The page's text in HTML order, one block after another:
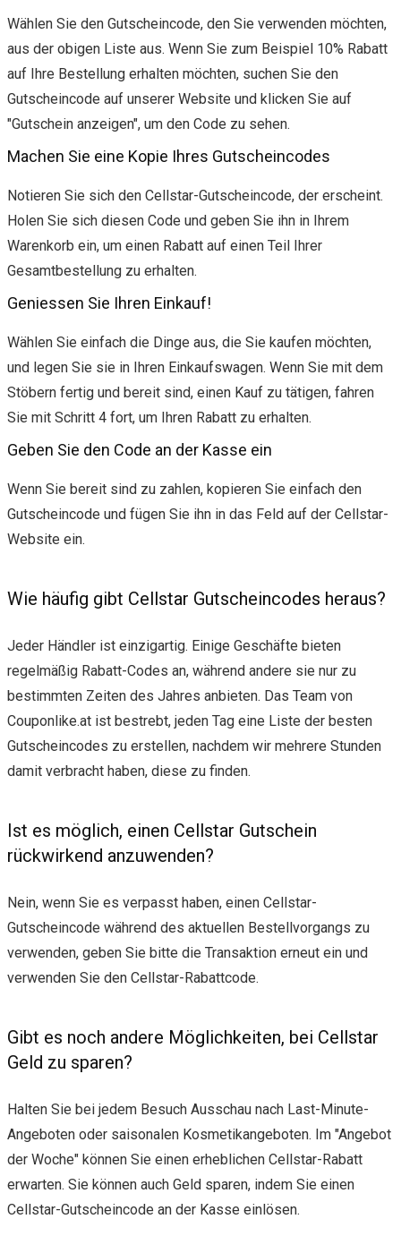
Wählen Sie den Gutscheincode, den Sie verwenden möchten,
aus der obigen Liste aus. Wenn Sie zum Beispiel 10% Rabatt
auf Ihre Bestellung erhalten möchten, suchen Sie den
Gutscheincode auf unserer Website und klicken Sie auf
"Gutschein anzeigen", um den Code zu sehen.
Machen Sie eine Kopie Ihres Gutscheincodes
Notieren Sie sich den Cellstar-Gutscheincode, der erscheint.
Holen Sie sich diesen Code und geben Sie ihn in Ihrem
Warenkorb ein, um einen Rabatt auf einen Teil Ihrer
Gesamtbestellung zu erhalten.
Geniessen Sie Ihren Einkauf!
Wählen Sie einfach die Dinge aus, die Sie kaufen möchten,
und legen Sie sie in Ihren Einkaufswagen. Wenn Sie mit dem
Stöbern fertig und bereit sind, einen Kauf zu tätigen, fahren
Sie mit Schritt 4 fort, um Ihren Rabatt zu erhalten.
Geben Sie den Code an der Kasse ein
Wenn Sie bereit sind zu zahlen, kopieren Sie einfach den
Gutscheincode und fügen Sie ihn in das Feld auf der Cellstar-
Website ein.
Wie häufig gibt Cellstar Gutscheincodes heraus?
Jeder Händler ist einzigartig. Einige Geschäfte bieten
regelmäßig Rabatt-Codes an, während andere sie nur zu
bestimmten Zeiten des Jahres anbieten. Das Team von
Couponlike.at ist bestrebt, jeden Tag eine Liste der besten
Gutscheincodes zu erstellen, nachdem wir mehrere Stunden
damit verbracht haben, diese zu finden.
Ist es möglich, einen Cellstar Gutschein
rückwirkend anzuwenden?
Nein, wenn Sie es verpasst haben, einen Cellstar-
Gutscheincode während des aktuellen Bestellvorgangs zu
verwenden, geben Sie bitte die Transaktion erneut ein und
verwenden Sie den Cellstar-Rabattcode.
Gibt es noch andere Möglichkeiten, bei Cellstar
Geld zu sparen?
Halten Sie bei jedem Besuch Ausschau nach Last-Minute-
Angeboten oder saisonalen Kosmetikangeboten. Im "Angebot
der Woche" können Sie einen erheblichen Cellstar-Rabatt
erwarten. Sie können auch Geld sparen, indem Sie einen
Cellstar-Gutscheincode an der Kasse einlösen.